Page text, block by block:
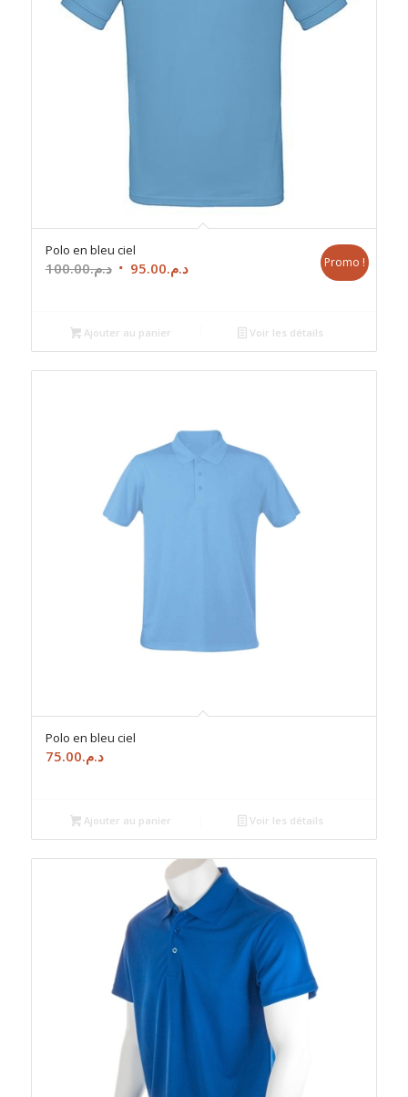
Polo en bleu ciel
د.م.100.00
Le
était :
د.م.100.00.
د.م.95.00
Le
د.م.95.00.
Promo !
Ajouter au panier Voir les détails
Polo en bleu ciel
د.م.75.00
Ajouter au panier Voir les détails